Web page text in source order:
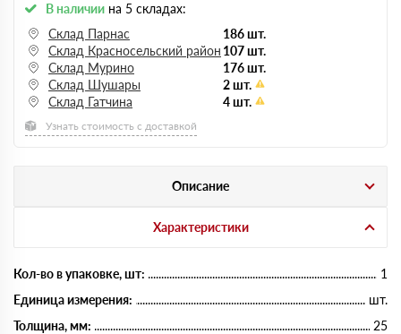
В наличии на 5 складах:
Склад Парнас
186 шт.
Склад Красносельский район 107 шт.
Склад Мурино
176 шт.
Склад Шушары
2 шт.
Склад Гатчина
4 шт.
Узнать стоимость с доставкой
Описание
Характеристики
Кол-во в упаковке, шт:
1
Единица измерения:
шт.
Толщина, мм:
25